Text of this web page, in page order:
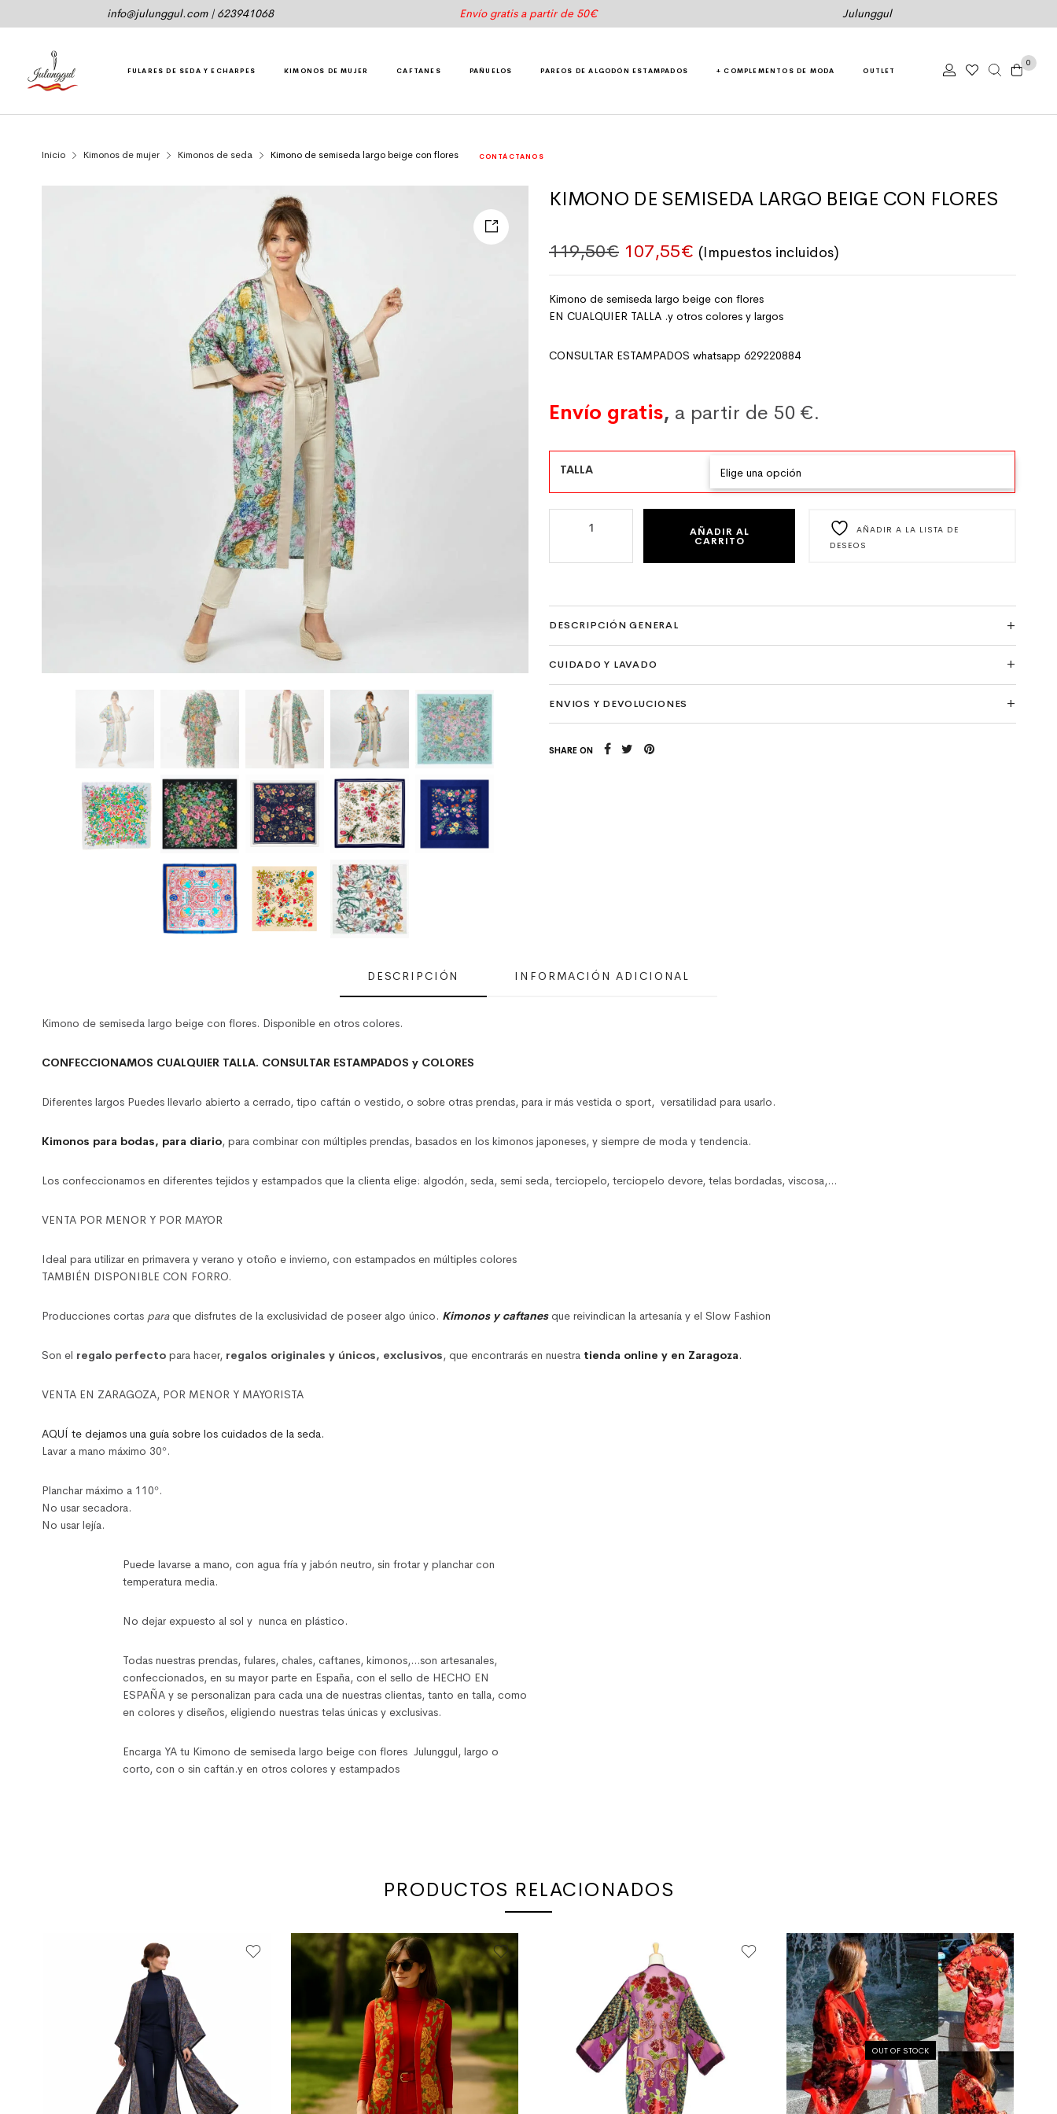
info@julunggul.com| 623941068 Envío gratis a partir de 50€ Julunggul
FULARES DE SEDA Y ECHARPES KIMONOS DE MUJER CAFTANES PAÑUELOS PAREOS DE ALGODÓN ESTAMPADOS + COMPLEMENTOS DE MODA OUTLET
CONTÁCTANOS
0
Inicio Kimonos de mujer Kimonos de seda Kimono de semiseda largo beige con flores
KIMONO DE SEMISEDA LARGO BEIGE CON FLORES
119,50€ El precio original era: 119,50€.
107,55€ El precio actual es: 107,55€.
(Impuestos incluidos)
Kimono de semiseda largo beige con flores
EN CUALQUIER TALLA .y otros colores y largos
CONSULTAR ESTAMPADOS whatsapp 629220884
Envío gratis, a partir de 50 €.
TALLA
KIMONO DE SEMISEDA LARGO BEIGE CON FLORES CANTIDAD
AÑADIR AL
CARRITO
AÑADIR A LA LISTA DE
DESEOS
DESCRIPCIÓN GENERAL
CUIDADO Y LAVADO
ENVIOS Y DEVOLUCIONES
SHARE ON
DESCRIPCIÓN INFORMACIÓN ADICIONAL
Kimono de semiseda largo beige con flores. Disponible en otros colores.
CONFECCIONAMOS CUALQUIER TALLA. CONSULTAR ESTAMPADOS y COLORES
Diferentes largos Puedes llevarlo abierto a cerrado, tipo caftán o vestido, o sobre otras prendas, para ir más vestida o sport, versatilidad para usarlo.
Kimonos para bodas, para diario, para combinar con múltiples prendas, basados en los kimonos japoneses, y siempre de moda y tendencia.
Los confeccionamos en diferentes tejidos y estampados que la clienta elige: algodón, seda, semi seda, terciopelo, terciopelo devore, telas bordadas, viscosa,…
VENTA POR MENOR Y POR MAYOR
Ideal para utilizar en primavera y verano y otoño e invierno, con estampados en múltiples colores
TAMBIÉN DISPONIBLE CON FORRO.
Producciones cortas paraque disfrutes de la exclusividad de poseer algo único. Kimonos y caftanesque reivindican la artesanía y el Slow Fashion
Son el regalo perfectopara hacer, regalos originales y únicos, exclusivos, que encontrarás en nuestra tienda online y en Zaragoza.
VENTA EN ZARAGOZA, POR MENOR Y MAYORISTA
AQUÍ te dejamos una guía sobre los cuidados de la seda.
Lavar a mano máximo 30º.
Planchar máximo a 110º.
No usar secadora.
No usar lejía.
Puede lavarse a mano, con agua fría y jabón neutro, sin frotar y planchar con
temperatura media.
No dejar expuesto al sol y nunca en plástico.
Todas nuestras prendas, fulares, chales, caftanes, kimonos,…son artesanales,
confeccionados, en su mayor parte en España, con el sello de HECHO EN
ESPAÑA y se personalizan para cada una de nuestras clientas, tanto en talla, como
en colores y diseños, eligiendo nuestras telas únicas y exclusivas.
Encarga YA tu Kimono de semiseda largo beige con flores Julunggul, largo o
corto, con o sin caftán.y en otros colores y estampados
PRODUCTOS RELACIONADOS
OUT OF STOCK